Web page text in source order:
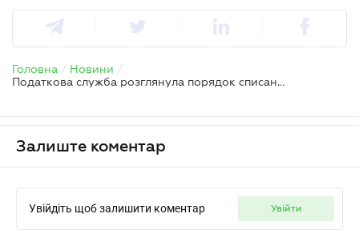
Головна / Новини /
Податкова служба розглянула порядок списання кредиторської заборгованості за неоплачені товари
Залиште коментар
Увійдіть щоб залишити коментар увійти